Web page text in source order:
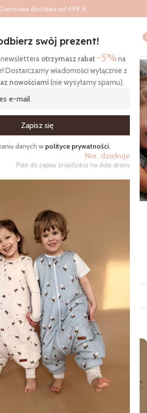
swój prezent!
newslettera otrzymasz rabat -5%na
Dostarczamy wiadomości wyłącznie z
nowościami (nie wysyłamy spamu).
danych w polityce prywatności.
Nie, dziękuje
Pole do zapisu znajdziesz na dole strony
Darmowa dostawa od 499 zł
Śpiworki do spania
Pościel
nogawkami
Zobacz produkty
0,5 TOG light
WYPRZEDANO